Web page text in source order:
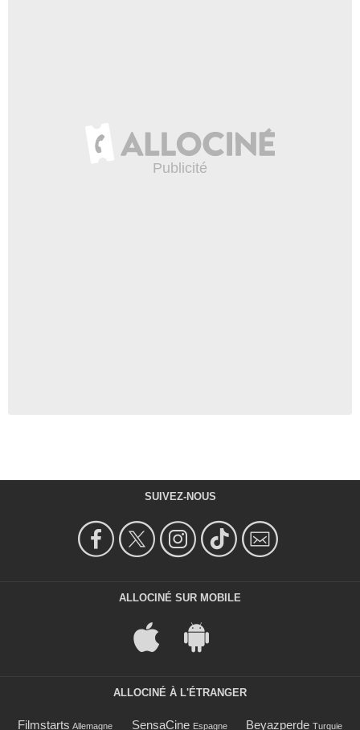
SUIVEZ-NOUS
ALLOCINÉ SUR MOBILE
ALLOCINÉ À L'ÉTRANGER
Filmstarts Allemagne SensaCine Espagne Beyazperde Turquie